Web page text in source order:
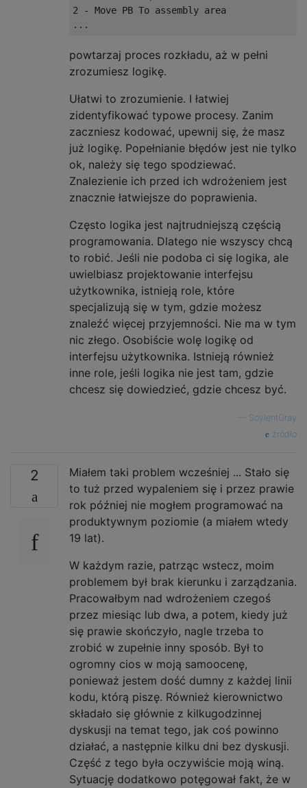
2 - Move PB To assembly area
powtarzaj proces rozkładu, aż w pełni
zrozumiesz logikę.
Ułatwi to zrozumienie. I łatwiej
zidentyfikować typowe procesy. Zanim
zaczniesz kodować, upewnij się, że masz
już logikę. Popełnianie błędów jest nie tylko
ok, należy się tego spodziewać.
Znalezienie ich przed ich wdrożeniem jest
znacznie łatwiejsze do poprawienia.
Często logika jest najtrudniejszą częścią
programowania. Dlatego nie wszyscy chcą
to robić. Jeśli nie podoba ci się logika, ale
uwielbiasz projektowanie interfejsu
użytkownika, istnieją role, które
specjalizują się w tym, gdzie możesz
znaleźć więcej przyjemności. Nie ma w tym
nic złego. Osobiście wolę logikę od
interfejsu użytkownika. Istnieją również
inne role, jeśli logika nie jest tam, gdzie
chcesz się dowiedzieć, gdzie chcesz być.
SoylentGray
źródło
2
Miałem taki problem wcześniej ... Stało się
to tuż przed wypaleniem się i przez prawie
rok później nie mogłem programować na
produktywnym poziomie (a miałem wtedy
19 lat).
W każdym razie, patrząc wstecz, moim
problemem był brak kierunku i zarządzania.
Pracowałbym nad wdrożeniem czegoś
przez miesiąc lub dwa, a potem, kiedy już
się prawie skończyło, nagle trzeba to
zrobić w zupełnie inny sposób. Był to
ogromny cios w moją samoocenę,
ponieważ jestem dość dumny z każdej linii
kodu, którą piszę. Również kierownictwo
składało się głównie z kilkugodzinnej
dyskusji na temat tego, jak coś powinno
działać, a następnie kilku dni bez dyskusji.
Część z tego była oczywiście moją winą.
Sytuację dodatkowo potęgował fakt, że w